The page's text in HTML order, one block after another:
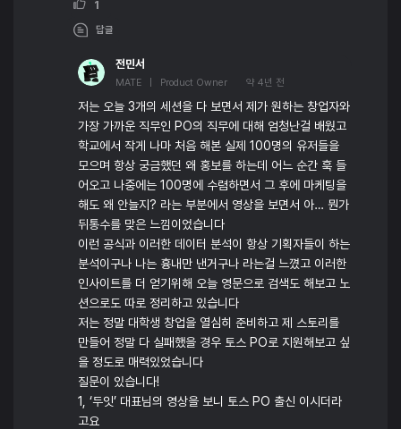
1
답글
전민서
MATE | Product Owner 약 4년 전
저는 오늘 3개의 세션을 다 보면서 제가 원하는 창업자와
가장 가까운 직무인 PO의 직무에 대해 엄청난걸 배웠고
학교에서 작게 나마 처음 해본 실제 100명의 유저들을
모으며 항상 궁금했던 왜 홍보를 하는데 어느 순간 훅 들
어오고 나중에는 100명에 수렴하면서 그 후에 마케팅을
해도 왜 안늘지? 라는 부분에서 영상을 보면서 아… 뭔가
뒤통수를 맞은 느낌이었습니다
이런 공식과 이러한 데이터 분석이 항상 기획자들이 하는
분석이구나 나는 흉내만 낸거구나 라는걸 느꼈고 이러한
인사이트를 더 얻기위해 오늘 영문으로 검색도 해보고 노
션으로도 따로 정리하고 있습니다
저는 정말 대학생 창업을 열심히 준비하고 제 스토리를
만들어 정말 다 실패했을 경우 토스 PO로 지원해보고 싶
을 정도로 매력있었습니다
질문이 있습니다!
1, ‘두잇’ 대표님의 영상을 보니 토스 PO 출신 이시더라
고요